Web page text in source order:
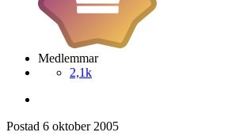
Medlemmar
2,1k
Postad 6 oktober 2005